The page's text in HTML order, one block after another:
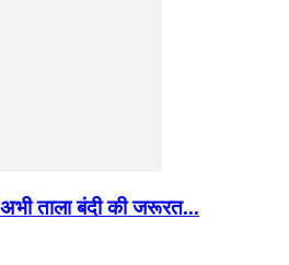
ताला बंदी की जरूरत...